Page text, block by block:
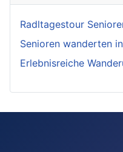
Radltagestour
Senioren wanderten
Erlebnisreiche